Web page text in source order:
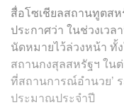
สื่อโซเชียลสถานทูตสห
ประกาศว่า ในช่วงเว
นัดหมายไว้ล่วงหน้า ทั้
สถานกงสุลสหรัฐฯ ในต่
ที่สถานการณ์อำนวย’
ประมาณประจำปี